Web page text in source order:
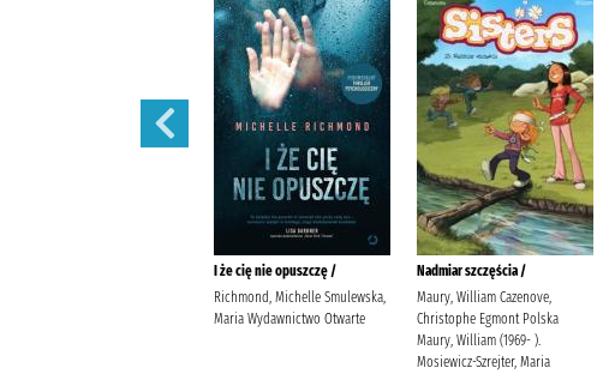
I że cię nie opuszczę /
Richmond, Michelle Smulewska,
Maria Wydawnictwo Otwarte
Nadmiar szczęścia /
Maury, William Cazenove,
Christophe Egmont Polska
Maury, William (1969- ).
Mosiewicz-Szrejter, Maria